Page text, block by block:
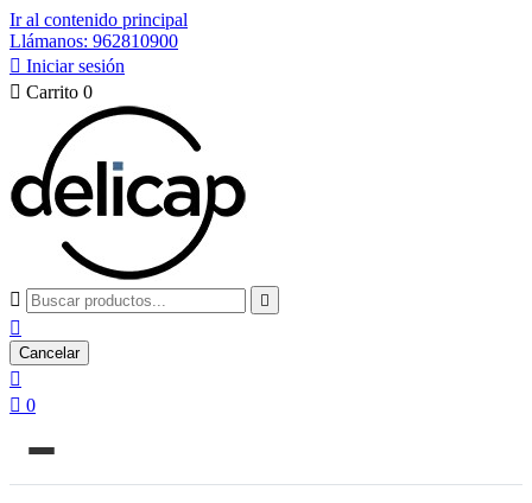
Ir al contenido principal
Llámanos: 962810900
 Iniciar sesión
 Carrito 0
 

Cancelar

 0